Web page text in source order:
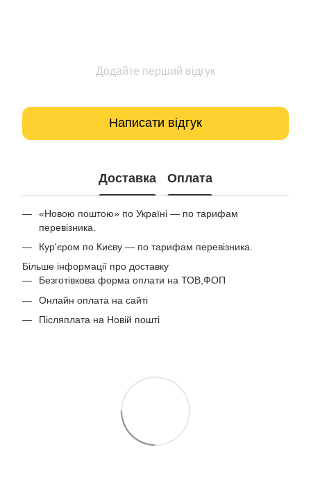
Додайте перший відгук
Написати відгук
Доставка Оплата
«Новою поштою» по Україні — по тарифам
перевізника.
Кур'єром по Києву — по тарифам перевізника.
Більше інформації про доставку
Безготівкова форма оплати на ТОВ,ФОП
Онлайн оплата на сайті
Післяплата на Новій пошті